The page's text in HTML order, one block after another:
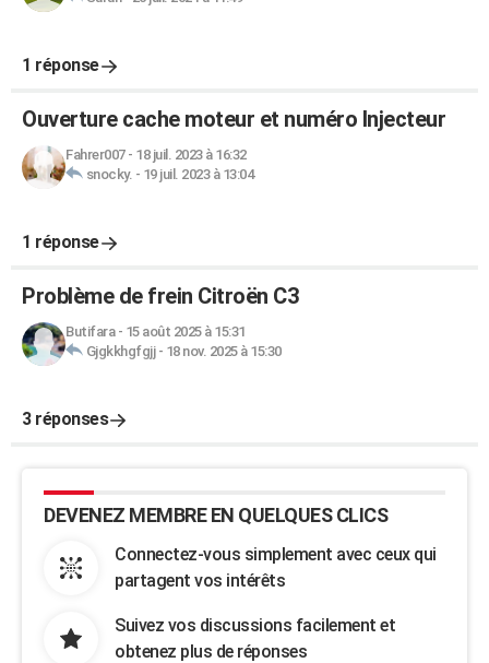
1 réponse
Ouverture cache moteur et numéro Injecteur
Fahrer007- 18 juil. 2023 à 16:32
snocky. - 19 juil. 2023 à 13:04
1 réponse
Problème de frein Citroën C3
Butifara- 15 août 2025 à 15:31
Gjgkkhgfgjj- 18 nov. 2025 à 15:30
3 réponses
DEVENEZ MEMBRE EN QUELQUES CLICS
Connectez-vous simplement avec ceux qui
partagent vos intérêts
Suivez vos discussions facilement et
obtenez plus de réponses